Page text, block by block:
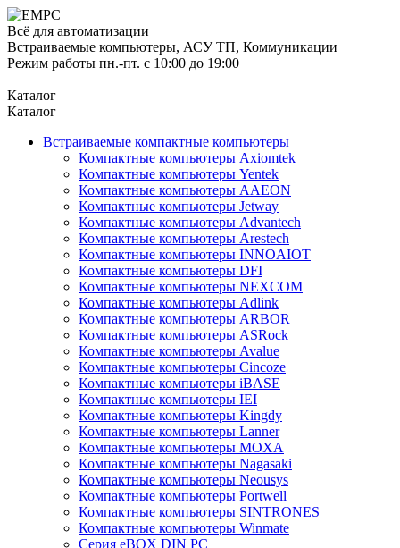
Всё для автоматизации
Встраиваемые компьютеры, АСУ ТП, Коммуникации
Режим работы пн.-пт. с 10:00 до 19:00
Каталог
Каталог
Встраиваемые компактные компьютеры
Компактные компьютеры Axiomtek
Компактные компьютеры Yentek
Компактные компьютеры AAEON
Компактные компьютеры Jetway
Компактные компьютеры Advantech
Компактные компьютеры Arestech
Компактные компьютеры INNOAIOT
Компактные компьютеры DFI
Компактные компьютеры NEXCOM
Компактные компьютеры Adlink
Компактные компьютеры ARBOR
Компактные компьютеры ASRock
Компактные компьютеры Avalue
Компактные компьютеры Cincoze
Компактные компьютеры iBASE
Компактные компьютеры IEI
Компактные компьютеры Kingdy
Компактные компьютеры Lanner
Компактные компьютеры MOXA
Компактные компьютеры Nagasaki
Компактные компьютеры Neousys
Компактные компьютеры Portwell
Компактные компьютеры SINTRONES
Компактные компьютеры Winmate
Серия eBOX DIN PC